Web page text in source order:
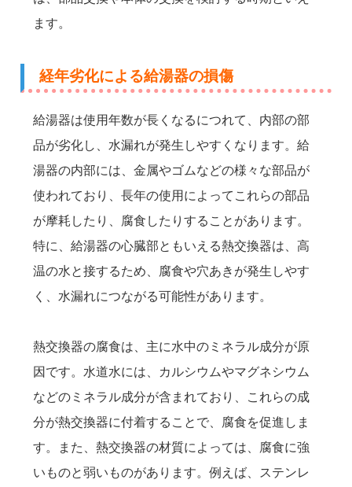
ます。
経年劣化による給湯器の損傷
給湯器は使用年数が長くなるにつれて、内部の部
品が劣化し、水漏れが発生しやすくなります。給
湯器の内部には、金属やゴムなどの様々な部品が
使われており、長年の使用によってこれらの部品
が摩耗したり、腐食したりすることがあります。
特に、給湯器の心臓部ともいえる熱交換器は、高
温の水と接するため、腐食や穴あきが発生しやす
く、水漏れにつながる可能性があります。
熱交換器の腐食は、主に水中のミネラル成分が原
因です。水道水には、カルシウムやマグネシウム
などのミネラル成分が含まれており、これらの成
分が熱交換器に付着することで、腐食を促進しま
す。また、熱交換器の材質によっては、腐食に強
いものと弱いものがあります。例えば、ステンレ